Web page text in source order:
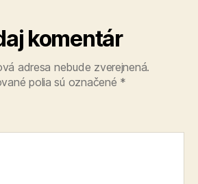
komentár
adresa nebude zverejnená.
polia sú označené *